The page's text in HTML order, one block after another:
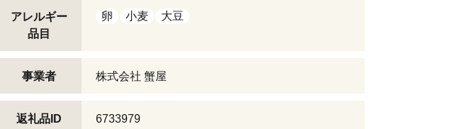
アレルギー
品目
卵 小麦 大豆
事業者 株式会社 蟹屋
返礼品ID 6733979